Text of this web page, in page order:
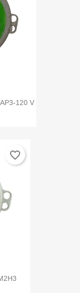
120 V
favorite_border